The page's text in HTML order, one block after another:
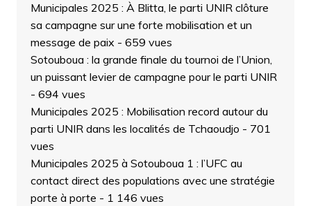
Municipales 2025 : À Blitta, le parti UNIR clôture
sa campagne sur une forte mobilisation et un
message de paix - 659 vues
Sotouboua : la grande finale du tournoi de l’Union,
un puissant levier de campagne pour le parti UNIR
- 694 vues
Municipales 2025 : Mobilisation record autour du
parti UNIR dans les localités de Tchaoudjo - 701
vues
Municipales 2025 à Sotouboua 1 : l’UFC au
contact direct des populations avec une stratégie
porte à porte - 1 146 vues